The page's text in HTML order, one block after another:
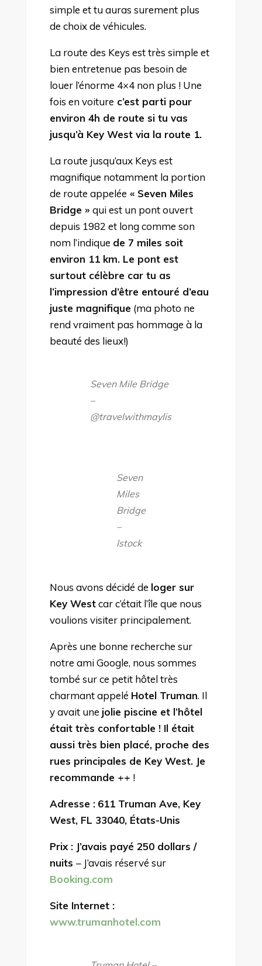
simple et tu auras surement plus
de choix de véhicules.
La route des Keys est très simple et
bien entretenue pas besoin de
louer l’énorme 4×4 non plus ! Une
fois en voiture c’est parti pour
environ 4h de route si tu vas
jusqu’à Key West via la route 1.
La route jusqu’aux Keys est
magnifique notamment la portion
de route appelée « Seven Miles
Bridge » qui est un pont ouvert
depuis 1982 et long comme son
nom l’indique de 7 miles soit
environ 11 km. Le pont est
surtout célèbre car tu as
l’impression d’être entouré d’eau
juste magnifique(ma photo ne
rend vraiment pas hommage à la
beauté des lieux!)
Seven Mile Bridge
–
@travelwithmaylis
Seven
Miles
Bridge
–
Istock
Nous avons décidé de loger sur
Key Westcar c’était l’île que nous
voulions visiter principalement.
Après une bonne recherche sur
notre ami Google, nous sommes
tombé sur ce petit hôtel très
charmant appelé Hotel Truman. Il
y avait une jolie piscine et l’hôtel
était très confortable ! Il était
aussi très bien placé, proche des
rues principales de Key West. Je
recommande ++ !
Adresse : 611 Truman Ave, Key
West, FL 33040, États-Unis
Prix : J’avais payé 250 dollars /
nuits – J’avais réservé sur
Booking.com
Site Internet :
www.trumanhotel.com